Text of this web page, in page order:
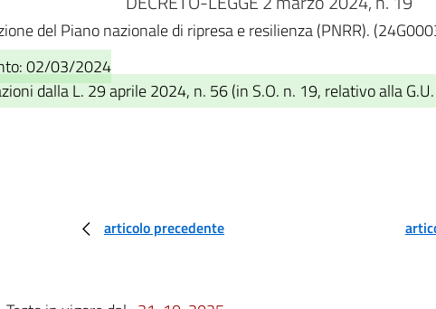
del Piano nazionale di ripresa e resilienza (PNRR).
02/03/2024
dalla L. 29 aprile 2024, n. 56 (in S.O. n. 19, relativo alla
articolo precedente